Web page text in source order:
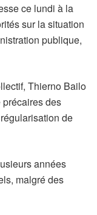
ce lundi à la
sur la situation
publique,
Thierno Bailo
des
de
années
malgré des